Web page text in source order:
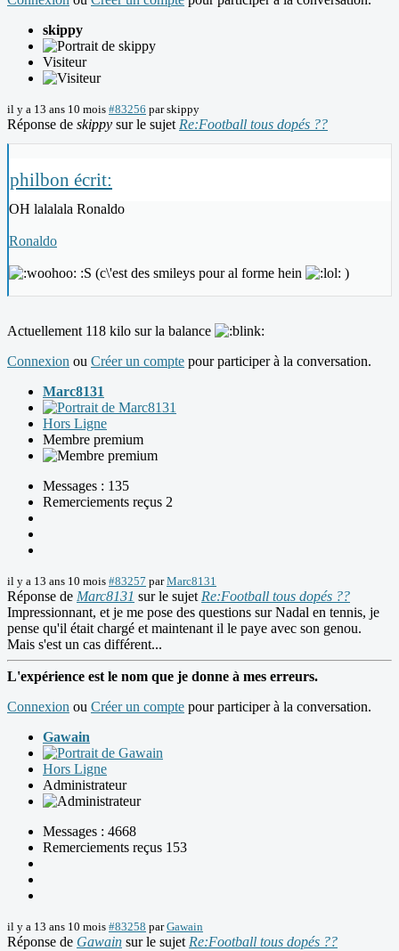
skippy
Visiteur
il y a 13 ans 10 mois #83256 parskippy
Réponse de skippy sur le sujet Re:Football tous dopés ??
philbon écrit:
OH lalalala Ronaldo
Ronaldo
:S (c\'est des smileys pour al forme hein )
Actuellement 118 kilo sur la balance
Connexion ou Créer un compte pour participer à la conversation.
Marc8131
Hors Ligne
Membre premium
Messages : 135
Remerciements reçus 2
il y a 13 ans 10 mois #83257 parMarc8131
Réponse de Marc8131 sur le sujet Re:Football tous dopés ??
Impressionnant, et je me pose des questions sur Nadal en tennis, je
pense qu'il était chargé et maintenant il le paye avec son genou.
Mais s'est un cas différent...
L'expérience est le nom que je donne à mes erreurs.
Connexion ou Créer un compte pour participer à la conversation.
Gawain
Hors Ligne
Administrateur
Messages : 4668
Remerciements reçus 153
il y a 13 ans 10 mois #83258 parGawain
Réponse de Gawain sur le sujet Re:Football tous dopés ??